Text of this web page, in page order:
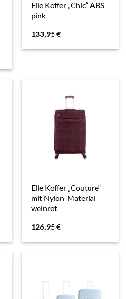
Elle Koffer „Chic“ ABS
pink
133,95€
Elle Koffer „Couture“
mit Nylon-Material
weinrot
126,95€